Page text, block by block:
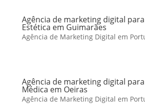
Agência de marketing digital
Estética em Guimarães
Agência de Marketing Digital em
Agência de marketing digital
Médica em Oeiras
Agência de Marketing Digital em